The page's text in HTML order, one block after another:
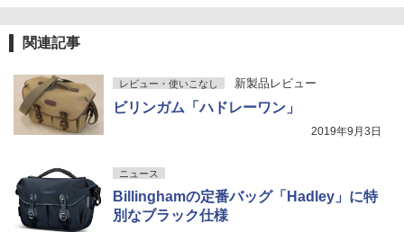
関連記事
レビュー・使いこなし 新製品レビュー
ビリンガム「ハドレーワン」
2019年9月3日
ニュース
Billinghamの定番バッグ「Hadley」に特
別なブラック仕様